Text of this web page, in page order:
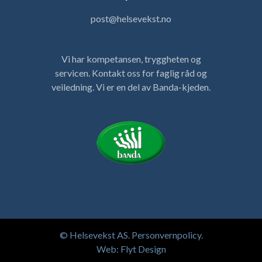
post@helsevekst.no
Vi har kompetansen, tryggheten og
servicen. Kontakt oss for faglig råd og
veiledning. Vi er en del av Banda-kjeden.
© Helsevekst AS. Personvernpolicy.
Web: Flyt Design